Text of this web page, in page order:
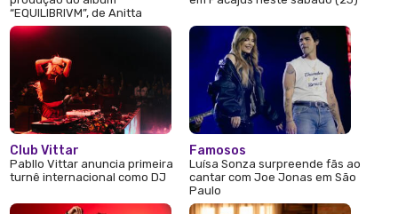
“EQUILIBRIVM”, de Anitta
Club Vittar
Pabllo Vittar anuncia primeira
turnê internacional como DJ
Famosos
Luísa Sonza surpreende fãs ao
cantar com Joe Jonas em São
Paulo